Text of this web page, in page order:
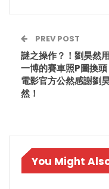
PREV POST
謎之操作？！劉昊然
一博的賽車照P圖換頭
電影官方公然感謝劉
然！
You Might